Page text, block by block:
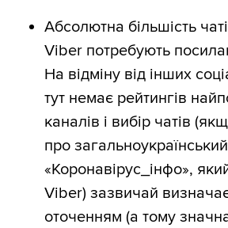
Абсолютна більшість
Viber потребують
На відміну від інших
тут немає рейтингів
каналів і вибір чатів
про
«Коронавірус_інфо»,
Viber) зазвичай
оточенням (а тому значна